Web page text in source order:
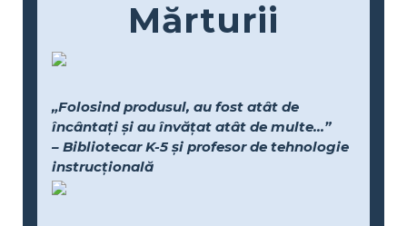
Mărturii
„Folosind produsul, au fost atât de
încântați și au învățat atât de multe...”
– Bibliotecar K-5 și profesor de tehnologie
instrucțională